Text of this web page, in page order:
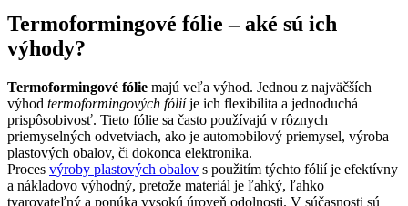
Termoformingové fólie – aké sú ich
výhody?
Termoformingové fólie majú veľa výhod. Jednou z najväčších
výhod termoformingových fóliíje ich flexibilita a jednoduchá
prispôsobivosť. Tieto fólie sa často používajú v rôznych
priemyselných odvetviach, ako je automobilový priemysel, výroba
plastových obalov, či dokonca elektronika.
Proces výroby plastových obalov s použitím týchto fólií je efektívny
a nákladovo výhodný, pretože materiál je ľahký, ľahko
tvarovateľný a ponúka vysokú úroveň odolnosti. V súčasnosti sú